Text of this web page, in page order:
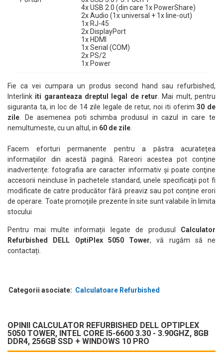
4x USB 2.0 (din care 1x PowerShare)
2x Audio (1x universal + 1x line-out)
1x RJ-45
2x DisplayPort
1x HDMI
1x Serial (COM)
2x PS/2
1x Power
Fie ca vei cumpara un produs second hand sau refurbished,
Interlink iti garanteaza dreptul legal de retur . Mai mult, pentru
siguranta ta, in loc de 14 zile legale de retur, noi iti oferim30 de
zile . De asemenea poti schimba produsul in cazul in care te
nemultumeste, cu un altul, in 60 de zile
Facem eforturi permanente pentru a păstra acurateţea
informaţiilor din acestă pagină. Rareori acestea pot conţine
inadvertenţe: fotografia are caracter informativ şi poate conţine
accesorii neincluse în pachetele standard, unele specificaţii pot fi
modificate de catre producător fără preaviz sau pot conţine erori
de operare. Toate promoţiile prezente în site sunt valabile în limita
stocului
Pentru mai multe informații legate de produsul Calculator
Refurbished DELL OptiPlex 5050 Tower, vă rugăm să ne
contactați.
Categorii asociate: Calculatoare Refurbished
OPINII CALCULATOR REFURBISHED DELL OPTIPLEX
5050 TOWER, INTEL CORE I5-6600 3.30 - 3.90GHZ, 8GB
DDR4, 256GB SSD + WINDOWS 10 PRO